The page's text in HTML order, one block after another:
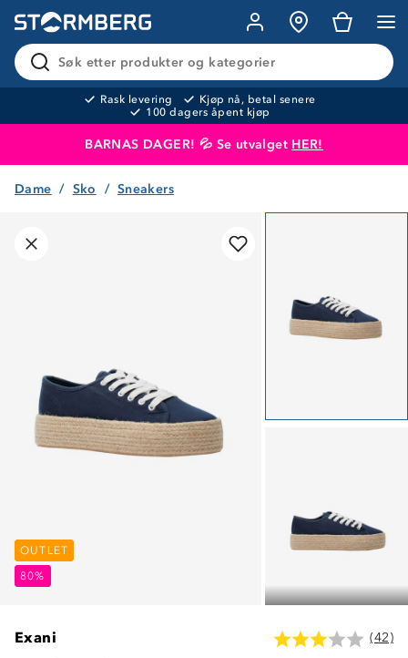
Søk etter produkter og kategorier
Rask levering
Kjøp nå, betal senere
100 dagers åpent kjøp
BARNAS DAGER! 💦 Se utvalget HER!
Produktet er lagt i handlekurven
Dame Sko Sneakers
OUTLET
80%
OUTLET
OUTLET
80%
Exani (42)